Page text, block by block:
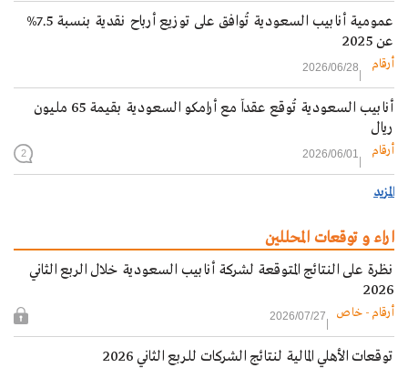
عمومية أنابيب السعودية تُوافق على توزيع أرباح نقدية بنسبة 7.5%
عن 2025
أرقام 2026/06/28
أنابيب السعودية تُوقع عقداً مع أرامكو السعودية بقيمة 65 مليون
ريال
أرقام 2026/06/01
2
المزيد
اراء و توقعات المحللين
نظرة على النتائج المتوقعة لشركة أنابيب السعودية خلال الربع الثاني
2026
أرقام - خاص 2026/07/27
توقعات الأهلي المالية لنتائج الشركات للربع الثاني 2026